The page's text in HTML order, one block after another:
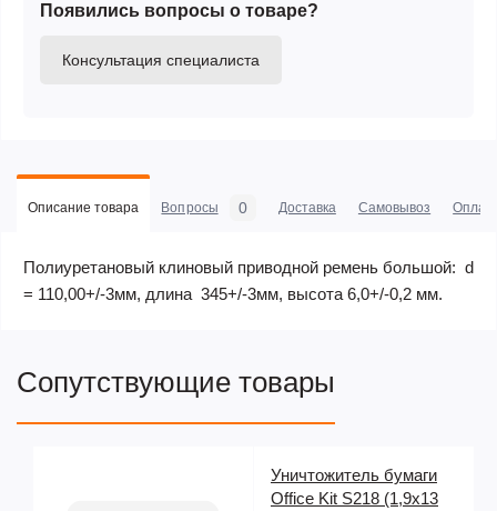
Появились вопросы о товаре?
Консультация специалиста
Описание товара Вопросы 0 Доставка Самовывоз
Полиуретановый клиновый приводной ремень большой: d
= 110,00+/-3мм, длина 345+/-3мм, высота 6,0+/-0,2 мм.
Сопутствующие товары
Уничтожитель бумаги
Office Kit S218 (1,9x13